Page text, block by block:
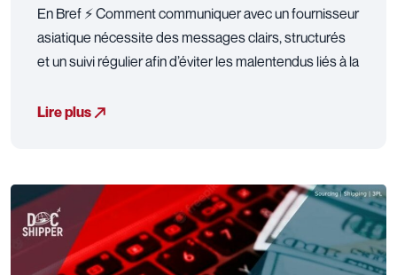
En Bref ⚡ Comment communiquer avec un fournisseur
asiatique nécessite des messages clairs, structurés
et un suivi régulier afin d’éviter les malentendus liés à la
Lire plus